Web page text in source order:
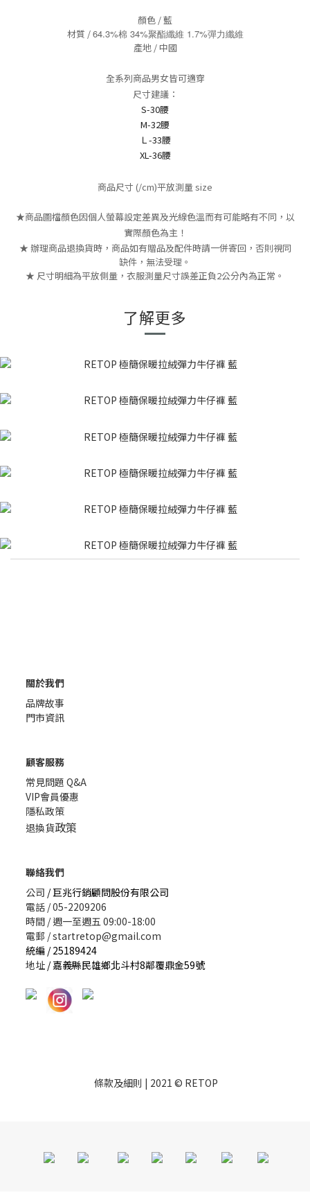
顏色 / 藍
材質 /64.3%棉 34%聚酯纖維 1.7%彈力纖維
產地 / 中國
全系列商品男女皆可適穿
尺寸建議：
S-30腰
M-32腰
Ｌ-33腰
XL-36腰
商品尺寸 (/cm)平放測量 size
★商品圖檔顏色因個人螢幕設定差異及光線色溫而有可能略有不同，以
實際顏色為主！
★ 辦理商品退換貨時，商品如有贈品及配件時請一併寄回，否則視同
缺件，無法受理。
★ 尺寸明細為平放側量，衣服測量尺寸誤差正負2公分內為正常。
了解更多
關於我們
品牌故事
門市資訊
顧客服務
常見問題 Q&A
VIP會員優惠
隱私政策
退換貨政策
聯絡我們
公司 / 巨兆行銷顧問股份有限公司
電話 / 05-2209206
時間 / 週一至週五 09:00-18:00
電郵 / startretop@gmail.com
統編 / 25189424
地址 / 嘉義縣民雄鄉北斗村8鄰覆鼎金59號
條款及細則 | 2021 © RETOP